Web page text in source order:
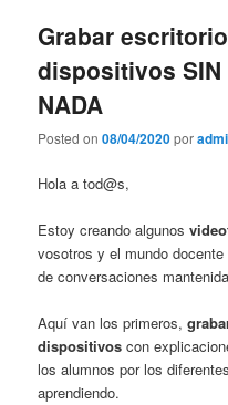
Grabar
dispositivos SIN
NADA
Posted on08/04/2020por
Hola a tod@s,
Estoy creando algunos
vosotros y el mundo
de conversaciones
Aquí van los primeros,
dispositivos con
los alumnos por los
aprendiendo.